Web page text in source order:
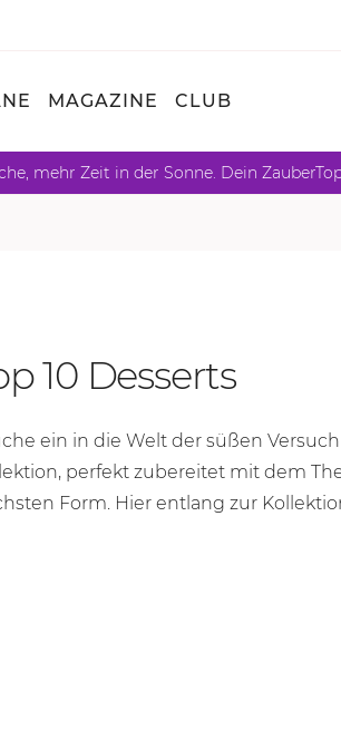
MAGAZINE CLUB
mehr Zeit in der Sonne. Dein
10 Desserts
ein in die Welt der süßen
perfekt zubereitet mit dem
Form. Hier entlang zur